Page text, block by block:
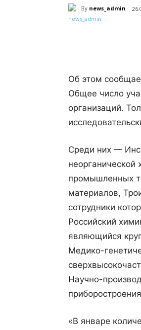
By news_admin
Об этом
Общее число
организаций.
Среди них —
неорганической
промышленных
материалов,
сотрудники
Российский
являющийся
Медико-
Научно-
«В январе